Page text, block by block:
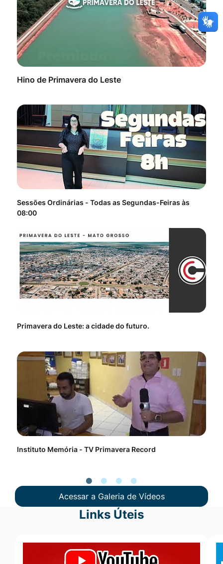
Hino de Primavera do Leste
Sessões Ordinárias - Todas as Segundas-Feiras às
08:00
Primavera do Leste: a cidade do futuro.
Instituto Memória - TV Primavera Record
Acessar a Galeria de Vídeos
Seção Links ÚteisLinks Úteis